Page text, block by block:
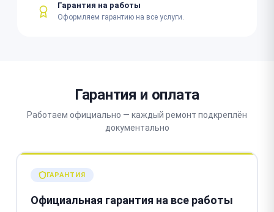
Гарантия на работы
Оформляем гарантию на все услуги.
Гарантия и оплата
Работаем официально — каждый ремонт подкреплён
документально
ГАРАНТИЯ
Официальная гарантия на все работы